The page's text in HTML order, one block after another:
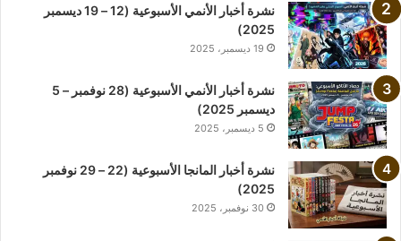
نشرة أخبار الأنمي الأسبوعية (12 – 19 ديسمبر
2025)
19 ديسمبر، 2025
نشرة أخبار الأنمي الأسبوعية (28 نوفمبر – 5
ديسمبر 2025)
5 ديسمبر، 2025
نشرة أخبار المانجا الأسبوعية (22 – 29 نوفمبر
2025)
30 نوفمبر، 2025